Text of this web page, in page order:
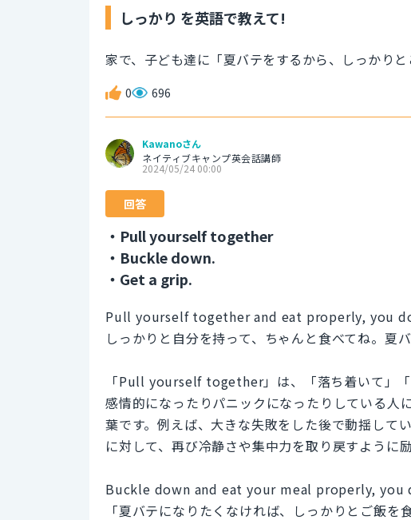
しっかり を英語で教えて!
家で、子ども達に「夏バテをするから、しっかりと
0 696
Kawanoさん
ネイティブキャンプ英会話講師
2024/05/24 00:00
回答
・Pull yourself together
・Buckle down.
・Get a grip.
Pull yourself together and eat properly, you
しっかりと自分を持って、ちゃんと食べてね。夏
「Pull yourself together」は、「落ち着いて」「
感情的になったりパニックになったりしている人
葉です。例えば、大きな失敗をした後で動揺して
に対して、再び冷静さや集中力を取り戻すように
Buckle down and eat your meal properly,
「夏バテになりたくなければ、しっかりとご飯を